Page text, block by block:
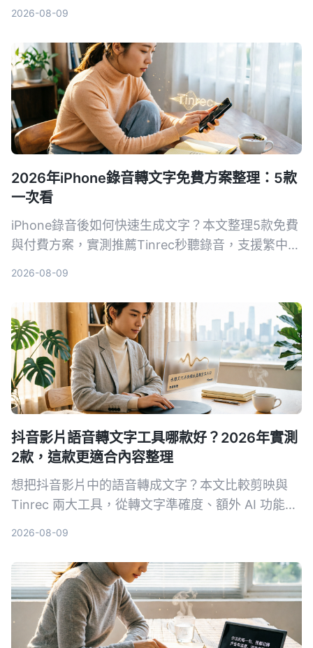
2026-08-09
2026年iPhone錄音轉文字免費方案整理：5款
一次看
iPhone錄音後如何快速生成文字？本文整理5款免費
與付費方案，實測推薦Tinrec秒聽錄音，支援繁中、
2026-08-09
抖音影片語音轉文字工具哪款好？2026年實測
2款，這款更適合內容整理
想把抖音影片中的語音轉成文字？本文比較剪映與
Tinrec 兩大工具，從轉文字準確度、額外 AI 功能、
2026-08-09